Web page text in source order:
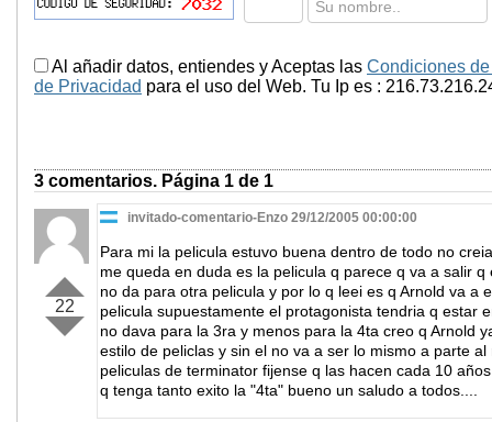
Al añadir datos, entiendes y Aceptas las Condiciones
de Privacidad para el uso del Web. Tu Ip es :
3 comentarios. Página 1 de 1
22
invitado-comentario-Enzo 29/12/2005 00:00:00
Para mi la pelicula estuvo buena dentro de todo no
me queda en duda es la pelicula q parece q va a salir q
no da para otra pelicula y por lo q leei es q Arnold va a
pelicula supuestamente el protagonista tendria q estar
no dava para la 3ra y menos para la 4ta creo q Arnold
estilo de peliclas y sin el no va a ser lo mismo a parte
peliculas de terminator fijense q las hacen cada 10
q tenga tanto exito la "4ta" bueno un saludo a todos....